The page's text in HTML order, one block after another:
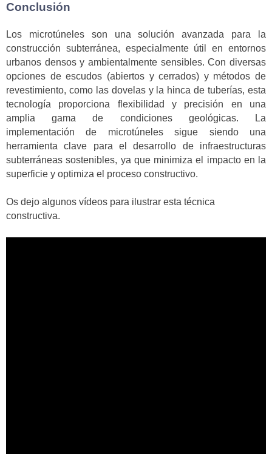
Conclusión
Los microtúneles son una solución avanzada para la
construcción subterránea, especialmente útil en entornos
urbanos densos y ambientalmente sensibles. Con diversas
opciones de escudos (abiertos y cerrados) y métodos de
revestimiento, como las dovelas y la hinca de tuberías, esta
tecnología proporciona flexibilidad y precisión en una
amplia gama de condiciones geológicas. La
implementación de microtúneles sigue siendo una
herramienta clave para el desarrollo de infraestructuras
subterráneas sostenibles, ya que minimiza el impacto en la
superficie y optimiza el proceso constructivo.
Os dejo algunos vídeos para ilustrar esta técnica
constructiva.